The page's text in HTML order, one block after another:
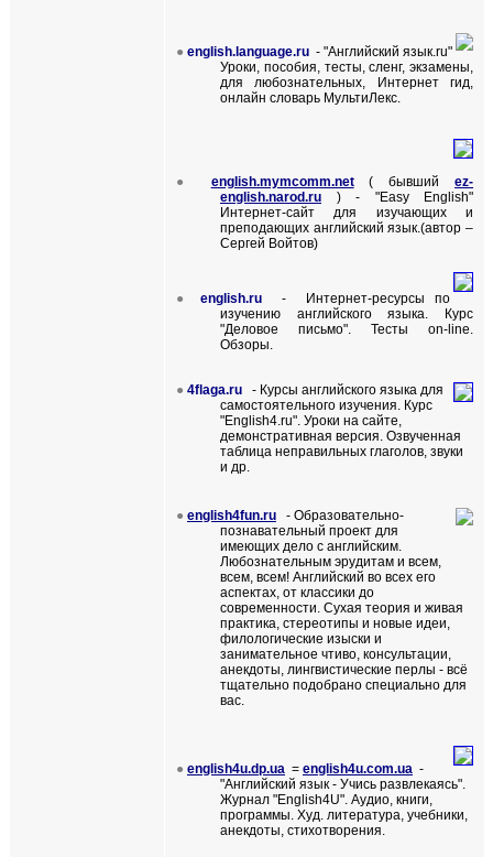
● english. language.ru - "Английский язык.ru"
Уроки, пособия, тесты, сленг, экзамены,
для любознательных, Интернет гид,
онлайн словарь МультиЛекс.
● english.mymcomm.net(бывшийez-
english.narod.ru ) - "Easy English"
Интернет-сайт для изучающих и
преподающих английский язык.(автор –
Сергей Войтов)
● english.ru -
Интернет-ресурсы по
изучению английского языка.
Курс
"Деловое письмо". Тесты on-line.
Обзоры.
● 4flaga.ru - Курсы английского языка для
самостоятельного изучения. Курс
"English4.ru". Уроки на сайте,
демонстративная версия. Озвученная
таблица неправильных глаголов, звуки
и др.
● english4fun.ru - Образовательно-
познавательный проект для
имеющих дело с английским.
Любознательным эрудитам и всем,
всем, всем! Английский во всех его
аспектах, от классики до
современности. Сухая теория и живая
практика, стереотипы и новые идеи,
филологические изыски и
занимательное чтиво, консультации,
анекдоты, лингвистические перлы - всё
тщательно подобрано специально для
вас.
● english4u.dp.ua = english4u.com.ua -
"Английский язык - Учись развлекаясь".
Журнал "English4U". Аудио, книги,
программы. Худ. литература, учебники,
анекдоты, стихотворения.